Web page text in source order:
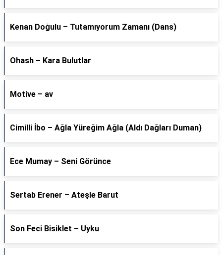
Kenan Doğulu – Tutamıyorum Zamanı (Dans)
Ohash – Kara Bulutlar
Motive – av
Cimilli İbo – Ağla Yüreğim Ağla (Aldı Dağları Duman)
Ece Mumay – Seni Görünce
Sertab Erener – Ateşle Barut
Son Feci Bisiklet – Uyku